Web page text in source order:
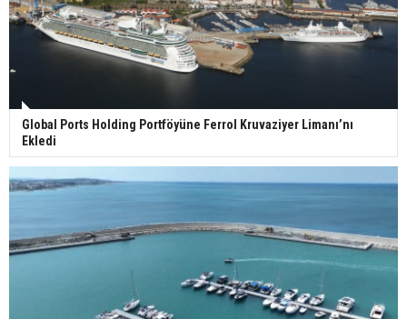
Global Ports Holding Portföyüne Ferrol Kruvaziyer Limanı’nı
Ekledi